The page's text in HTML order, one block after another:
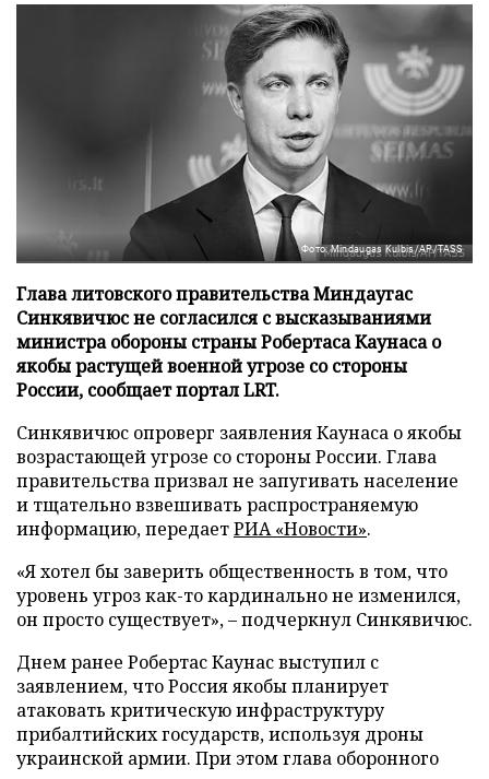
Фото: Mindaugas Kulbis/AP/TASS
Глава литовского правительства Миндаугас
Синкявичюс не согласился с высказываниями
министра обороны страны Робертаса Каунаса о
якобы растущей военной угрозе со стороны
России, сообщает портал LRT.
Синкявичюс опроверг заявления Каунаса о якобы
возрастающей угрозе со стороны России. Глава
правительства призвал не запугивать население
и тщательно взвешивать распространяемую
информацию, передаетРИА «Новости».
«Я хотел бы заверить общественность в том, что
уровень угроз как-то кардинально не изменился,
он просто существует», – подчеркнул Синкявичюс.
Днем ранее Робертас Каунас выступил с
заявлением, что Россия якобы планирует
атаковать критическую инфраструктуру
прибалтийских государств, используя дроны
украинской армии. При этом глава оборонного